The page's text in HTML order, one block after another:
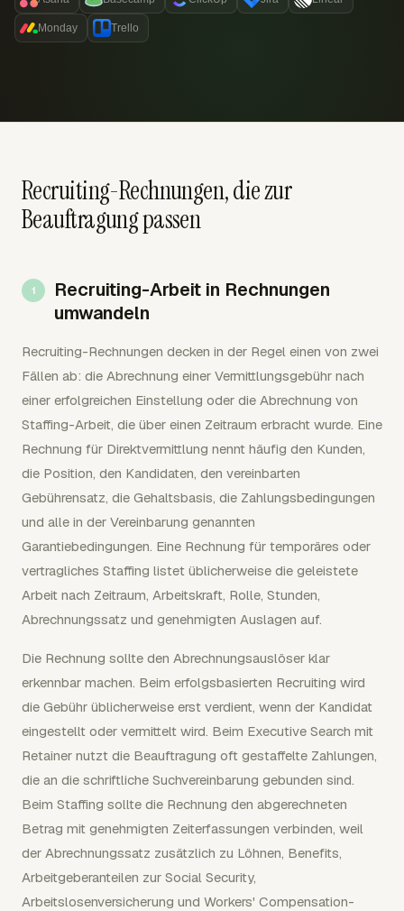
Monday Trello
Recruiting-Rechnungen, die zur
Beauftragung passen
Recruiting-Arbeit in Rechnungen
umwandeln
Recruiting-Rechnungen decken in der Regel einen von zwei
Fällen ab: die Abrechnung einer Vermittlungsgebühr nach
einer erfolgreichen Einstellung oder die Abrechnung von
Staffing-Arbeit, die über einen Zeitraum erbracht wurde. Eine
Rechnung für Direktvermittlung nennt häufig den Kunden,
die Position, den Kandidaten, den vereinbarten
Gebührensatz, die Gehaltsbasis, die Zahlungsbedingungen
und alle in der Vereinbarung genannten
Garantiebedingungen. Eine Rechnung für temporäres oder
vertragliches Staffing listet üblicherweise die geleistete
Arbeit nach Zeitraum, Arbeitskraft, Rolle, Stunden,
Abrechnungssatz und genehmigten Auslagen auf.
Die Rechnung sollte den Abrechnungsauslöser klar
erkennbar machen. Beim erfolgsbasierten Recruiting wird
die Gebühr üblicherweise erst verdient, wenn der Kandidat
eingestellt oder vermittelt wird. Beim Executive Search mit
Retainer nutzt die Beauftragung oft gestaffelte Zahlungen,
die an die schriftliche Suchvereinbarung gebunden sind.
Beim Staffing sollte die Rechnung den abgerechneten
Betrag mit genehmigten Zeiterfassungen verbinden, weil
der Abrechnungssatz zusätzlich zu Löhnen, Benefits,
Arbeitgeberanteilen zur Social Security,
Arbeitslosenversicherung und Workers' Compensation-